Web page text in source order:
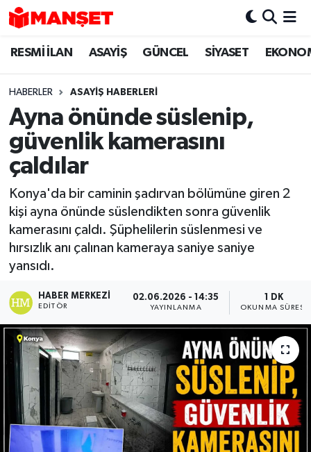
RESMİ İLAN ASAYİŞ GÜNCEL SİYASET
HABERLER ASAYİŞ HABERLERİ
Ayna önünde süslenip,
güvenlik kamerasını
çaldılar
Konya'da bir caminin şadırvan bölümüne giren 2
kişi ayna önünde süslendikten sonra güvenlik
kamerasını çaldı. Şüphelilerin süslenmesi ve
hırsızlık anı çalınan kameraya saniye saniye
yansıdı.
HABER MERKEZI
EDITÖR
02.06.2026 - 14:35
YAYINLANMA
1 DK
OKUNMA SÜRESI
Hava Durumu
Trafik Durumu
Süper Lig Puan Durumu ve Fikstür
Tüm Manşetler
Son Dakika Haberleri
Haber Arşivi